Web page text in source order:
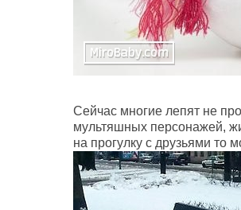
Сейчас многие лепят не
мультяшных персонажей,
на прогулку с друзьями то